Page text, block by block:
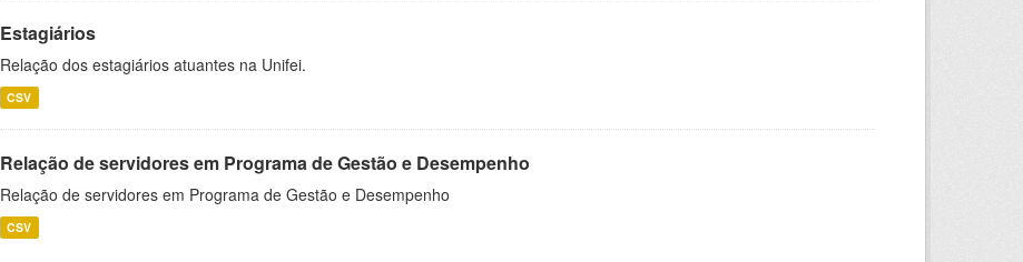
Estagiários
Relação dos estagiários atuantes na Unifei.
CSV
Relação de servidores em Programa de Gestão e Desempenho
Relação de servidores em Programa de Gestão e Desempenho
CSV